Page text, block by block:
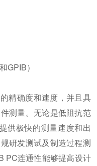
GPIB）
精确度和速度，并且具
测量。无论是低阻抗范
供极快的测量速度和出
研发测试及制造过程测
PC连通性能够提高设计